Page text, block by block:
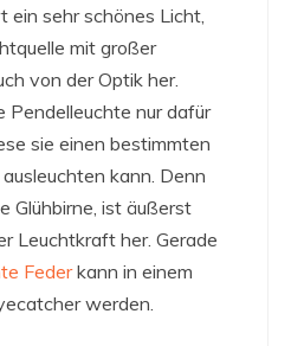
ein sehr schönes Licht,
mit großer
von der Optik her.
Pendelleuchte nur dafür
sie einen bestimmten
kann. Denn
Glühbirne, ist äußerst
Leuchtkraft her. Gerade
Federkann in einem
werden.